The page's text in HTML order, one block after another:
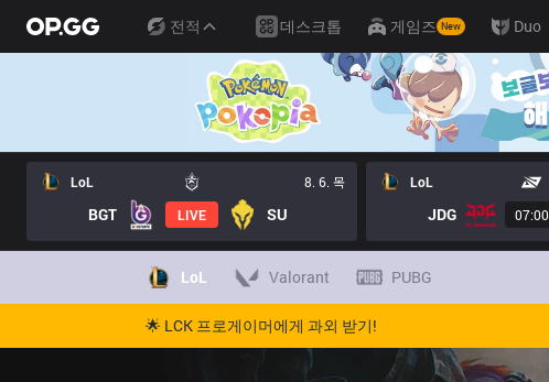
전적 데스크톱 게임즈 New Duo
LoL 8. 6. 목
BGT LIVE SU
LoL
JDG 07:00
LoL Valorant PUBG
🌟 LCK 프로게이머에게 과외 받기!